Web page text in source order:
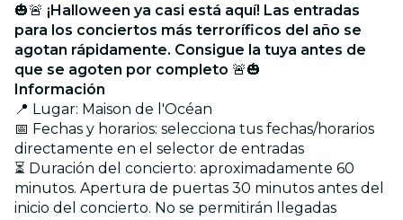
🎃🚨 ¡Halloween ya casi está aquí! Las entradas
para los conciertos más terroríficos del año se
agotan rápidamente. Consigue la tuya antes de
que se agoten por completo 🚨🎃
Información
📍 Lugar: Maison de l'Océan
📅 Fechas y horarios: selecciona tus fechas/horarios
directamente en el selector de entradas
⏳ Duración del concierto: aproximadamente 60
minutos. Apertura de puertas 30 minutos antes del
inicio del concierto. No se permitirán llegadas